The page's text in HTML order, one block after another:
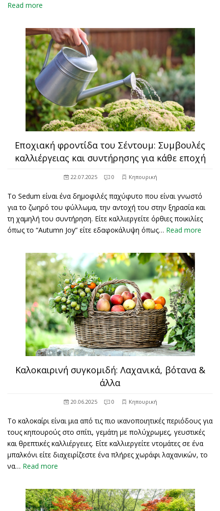
Read more
Εποχιακή φροντίδα του Σέντουμ: Συμβουλές
καλλιέργειας και συντήρησης για κάθε εποχή
22.07.2025 0 Κηπουρική
Το Sedum είναι ένα δημοφιλές παχύφυτο που είναι γνωστό
για το ζωηρό του φύλλωμα, την αντοχή του στην ξηρασία και
τη χαμηλή του συντήρηση. Είτε καλλιεργείτε όρθιες ποικιλίες
όπως το “Autumn Joy” είτε εδαφοκάλυψη όπως… Read more
Καλοκαιρινή συγκομιδή: Λαχανικά, βότανα &
άλλα
20.06.2025 0 Κηπουρική
Το καλοκαίρι είναι μια από τις πιο ικανοποιητικές περιόδους για
τους κηπουρούς στο σπίτι, γεμάτη με πολύχρωμες, γευστικές
και θρεπτικές καλλιέργειες. Είτε καλλιεργείτε ντομάτες σε ένα
μπαλκόνι είτε διαχειρίζεστε ένα πλήρες χωράφι λαχανικών, το
να… Read more